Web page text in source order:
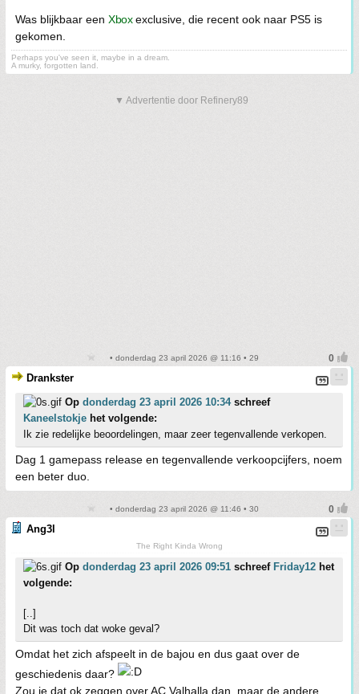
Was blijkbaar een Xboxexclusive, die recent ook naar PS5 is
gekomen.
Perhaps you've seen it, maybe in a dream.
A murky, forgotten land.
▼ Advertentie door Refinery89
• donderdag 23 april 2026 @ 11:16 • 29
Drankster
Op donderdag 23 april 2026 10:34schreef
Kaneelstokje het volgende:
Ik zie redelijke beoordelingen, maar zeer tegenvallende verkopen.
Dag 1 gamepass release en tegenvallende verkoopcijfers, noem
een beter duo.
• donderdag 23 april 2026 @ 11:46 • 30
Ang3l
The Right Kinda Wrong
Op donderdag 23 april 2026 09:51 schreef Friday12 het
volgende:
[..]
Dit was toch dat woke geval?
Omdat het zich afspeelt in de bajou en dus gaat over de
geschiedenis daar?
Zou je dat ok zeggen over AC Valhalla dan, maar de andere